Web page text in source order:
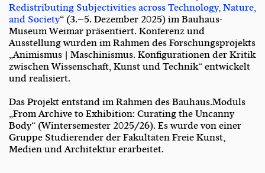
Redistributing Subjectivities across Technology, Nature,
and Society“ (3.–5. Dezember 2025) im Bauhaus-
Museum Weimar präsentiert. Konferenz und
Ausstellung wurden im Rahmen des Forschungsprojekts
„Animismus | Maschinismus. Konfigurationen der Kritik
zwischen Wissenschaft, Kunst und Technik“ entwickelt
und realisiert.
Das Projekt entstand im Rahmen des Bauhaus.Moduls
„From Archive to Exhibition: Curating the Uncanny
Body“ (Wintersemester 2025/26). Es wurde von einer
Gruppe Studierender der Fakultäten Freie Kunst,
Medien und Architektur erarbeitet.